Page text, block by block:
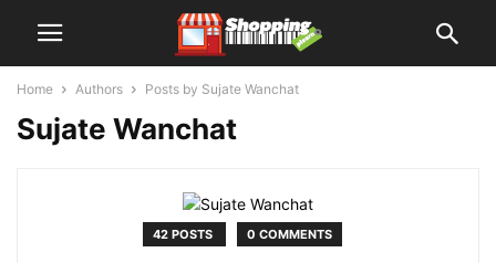
Home Authors Posts by Sujate Wanchat
Sujate Wanchat
42 POSTS 0 COMMENTS